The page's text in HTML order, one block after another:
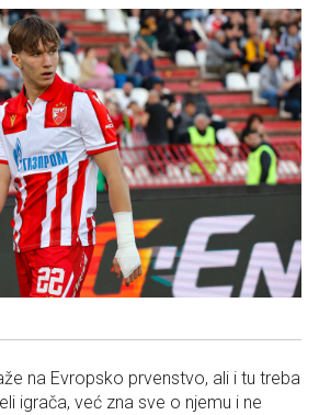
na Evropsko prvenstvo, ali i tu treba
igrača, već zna sve o njemu i ne